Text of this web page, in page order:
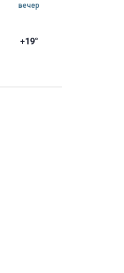
вечер
+19°